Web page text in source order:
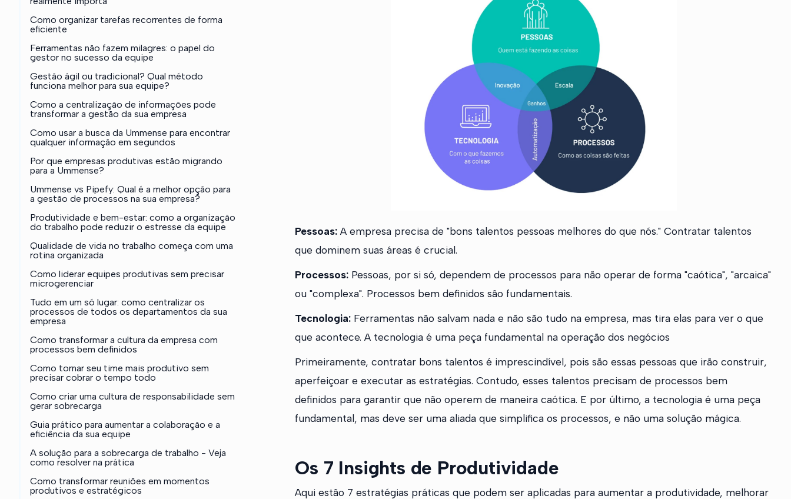
Como organizar tarefas recorrentes de forma
eficiente
Ferramentas não fazem milagres: o papel do
gestor no sucesso da equipe
Gestão ágil ou tradicional? Qual método
funciona melhor para sua equipe?
Como a centralização de informações pode
transformar a gestão da sua empresa
Como usar a busca da Ummense para encontrar
qualquer informação em segundos
Por que empresas produtivas estão migrando
para a Ummense?
Ummense vs Pipefy: Qual é a melhor opção para
a gestão de processos na sua empresa?
Produtividade e bem-estar: como a organização
do trabalho pode reduzir o estresse da equipe
Qualidade de vida no trabalho começa com uma
rotina organizada
Como liderar equipes produtivas sem precisar
microgerenciar
Tudo em um só lugar: como centralizar os
processos de todos os departamentos da sua
empresa
Como transformar a cultura da empresa com
processos bem definidos
Como tornar seu time mais produtivo sem
precisar cobrar o tempo todo
Como criar uma cultura de responsabilidade sem
gerar sobrecarga
Guia prático para aumentar a colaboração e a
eficiência da sua equipe
A solução para a sobrecarga de trabalho - Veja
como resolver na prática
Como transformar reuniões em momentos
produtivos e estratégicos
Pessoas: A empresa precisa de "bons talentos pessoas melhores do que nós." Contratar talentos
que dominem suas áreas é crucial.
Processos: Pessoas, por si só, dependem de processos para não operar de forma "caótica", "arcaica"
ou "complexa". Processos bem definidos são fundamentais.
Tecnologia: Ferramentas não salvam nada e não são tudo na empresa, mas tira elas para ver o que
que acontece. A tecnologia é uma peça fundamental na operação dos negócios
Primeiramente, contratar bons talentos é imprescindível, pois são essas pessoas que irão construir,
aperfeiçoar e executar as estratégias. Contudo, esses talentos precisam de processos bem
definidos para garantir que não operem de maneira caótica. E por último, a tecnologia é uma peça
fundamental, mas deve ser uma aliada que simplifica os processos, e não uma solução mágica.
Os 7 Insights de Produtividade
Aqui estão 7 estratégias práticas que podem ser aplicadas para aumentar a produtividade, melhorar